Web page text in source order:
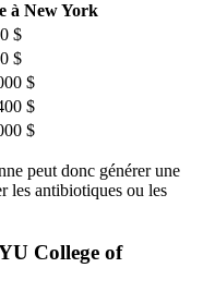
à New York
$
$
$
$
$
peut donc générer une
les antibiotiques ou les
College of